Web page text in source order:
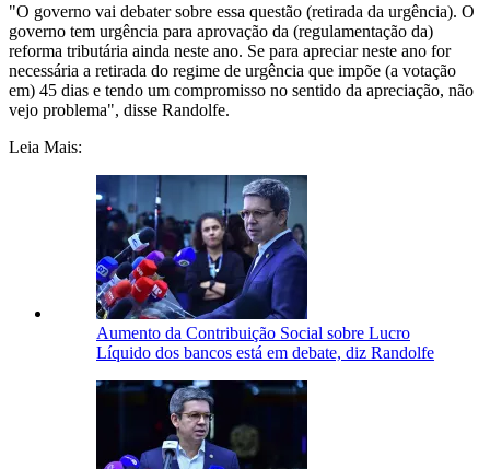
"O governo vai debater sobre essa questão (retirada da urgência). O
governo tem urgência para aprovação da (regulamentação da)
reforma tributária ainda neste ano. Se para apreciar neste ano for
necessária a retirada do regime de urgência que impõe (a votação
em) 45 dias e tendo um compromisso no sentido da apreciação, não
vejo problema", disse Randolfe.
Leia Mais:
Aumento da Contribuição Social sobre Lucro
Líquido dos bancos está em debate, diz Randolfe